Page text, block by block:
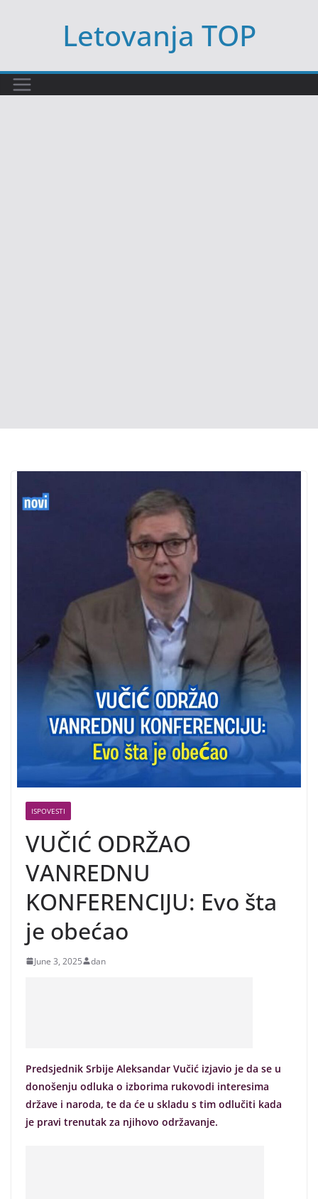
Letovanja TOP
ISPOVESTI
VUČIĆ ODRŽAO
VANREDNU
KONFERENCIJU: Evo šta
je obećao
June 3, 2025 dan
Predsjednik Srbije Aleksandar Vučić izjavio je da se u
donošenju odluka o izborima rukovodi interesima
države i naroda, te da će u skladu s tim odlučiti kada
je pravi trenutak za njihovo održavanje.